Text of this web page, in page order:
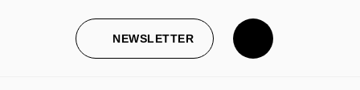
NEWSLETTER